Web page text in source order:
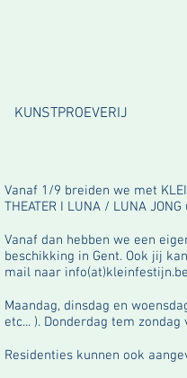
Vanaf 1/9 breiden we met
THEATER I LUNA / LUNA JONG
Vanaf dan hebben we een
beschikking in Gent. Ook jij
mail naar
Maandag, dinsdag en
etc... ). Donderdag tem
Residenties kunnen ook
KUNSTPROEVERIJ